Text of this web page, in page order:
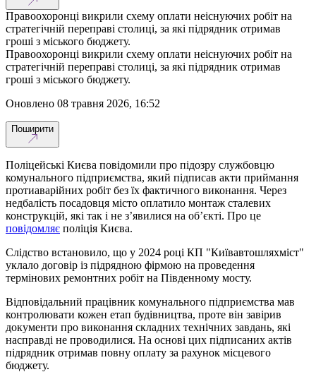
Правоохоронці викрили схему оплати неіснуючих робіт на
стратегічній переправі столиці, за які підрядник отримав
гроші з міського бюджету.
Правоохоронці викрили схему оплати неіснуючих робіт на
стратегічній переправі столиці, за які підрядник отримав
гроші з міського бюджету.
оновлено 08 травня 2026, 16:52
Поширити
Поліцейські Києва повідомили про підозру службовцю
комунального підприємства, який підписав акти приймання
протиаварійних робіт без їх фактичного виконання. Через
недбалість посадовця місто оплатило монтаж сталевих
конструкцій, які так і не з’явилися на об’єкті. Про це
повідомляє поліція Києва.
Слідство встановило, що у 2024 році КП "Київавтошляхміст"
уклало договір із підрядною фірмою на проведення
термінових ремонтних робіт на Південному мосту.
Відповідальний працівник комунального підприємства мав
контролювати кожен етап будівництва, проте він завірив
документи про виконання складних технічних завдань, які
насправді не проводилися. На основі цих підписаних актів
підрядник отримав повну оплату за рахунок місцевого
бюджету.